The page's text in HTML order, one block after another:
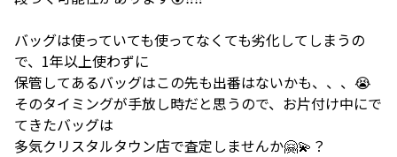
バッグは使っていても使ってなくても劣化してしまうの
で、1年以上使わずに
保管してあるバッグはこの先も出番はないかも、、、😭
そのタイミングが手放し時だと思うので、お片付け中にで
てきたバッグは
多気クリスタルタウン店で査定しませんか🤗💫？